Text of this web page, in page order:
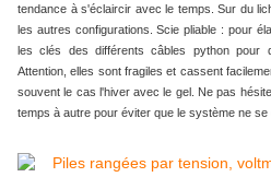
tendance à s'éclaircir avec le temps. Sur du
les autres configurations. Scie pliable : pour
les clés des différents câbles python pour
Attention, elles sont fragiles et cassent
souvent le cas l'hiver avec le gel. Ne pas
temps à autre pour éviter que le système ne se